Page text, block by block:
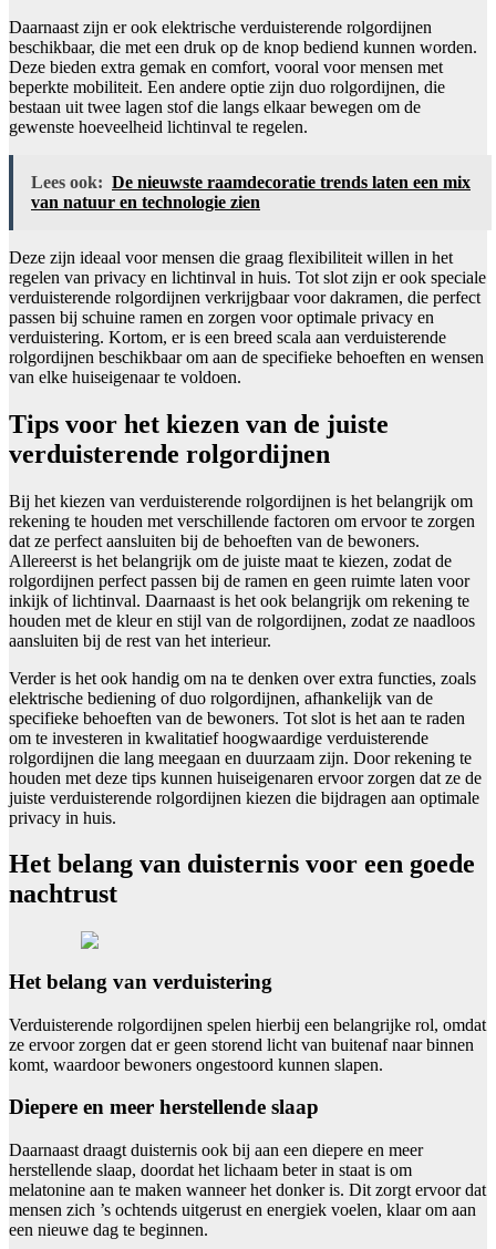
Daarnaast zijn er ook elektrische verduisterende rolgordijnen
beschikbaar, die met een druk op de knop bediend kunnen worden.
Deze bieden extra gemak en comfort, vooral voor mensen met
beperkte mobiliteit. Een andere optie zijn duo rolgordijnen, die
bestaan uit twee lagen stof die langs elkaar bewegen om de
gewenste hoeveelheid lichtinval te regelen.
Lees ook: De nieuwste raamdecoratie trends laten een mix
van natuur en technologie zien
Deze zijn ideaal voor mensen die graag flexibiliteit willen in het
regelen van privacy en lichtinval in huis. Tot slot zijn er ook speciale
verduisterende rolgordijnen verkrijgbaar voor dakramen, die perfect
passen bij schuine ramen en zorgen voor optimale privacy en
verduistering. Kortom, er is een breed scala aan verduisterende
rolgordijnen beschikbaar om aan de specifieke behoeften en wensen
van elke huiseigenaar te voldoen.
Tips voor het kiezen van de juiste
verduisterende rolgordijnen
Bij het kiezen van verduisterende rolgordijnen is het belangrijk om
rekening te houden met verschillende factoren om ervoor te zorgen
dat ze perfect aansluiten bij de behoeften van de bewoners.
Allereerst is het belangrijk om de juiste maat te kiezen, zodat de
rolgordijnen perfect passen bij de ramen en geen ruimte laten voor
inkijk of lichtinval. Daarnaast is het ook belangrijk om rekening te
houden met de kleur en stijl van de rolgordijnen, zodat ze naadloos
aansluiten bij de rest van het interieur.
Verder is het ook handig om na te denken over extra functies, zoals
elektrische bediening of duo rolgordijnen, afhankelijk van de
specifieke behoeften van de bewoners. Tot slot is het aan te raden
om te investeren in kwalitatief hoogwaardige verduisterende
rolgordijnen die lang meegaan en duurzaam zijn. Door rekening te
houden met deze tips kunnen huiseigenaren ervoor zorgen dat ze de
juiste verduisterende rolgordijnen kiezen die bijdragen aan optimale
privacy in huis.
Het belang van duisternis voor een goede
nachtrust
Het belang van verduistering
Verduisterende rolgordijnen spelen hierbij een belangrijke rol, omdat
ze ervoor zorgen dat er geen storend licht van buitenaf naar binnen
komt, waardoor bewoners ongestoord kunnen slapen.
Diepere en meer herstellende slaap
Daarnaast draagt duisternis ook bij aan een diepere en meer
herstellende slaap, doordat het lichaam beter in staat is om
melatonine aan te maken wanneer het donker is. Dit zorgt ervoor dat
mensen zich ’s ochtends uitgerust en energiek voelen, klaar om aan
een nieuwe dag te beginnen.